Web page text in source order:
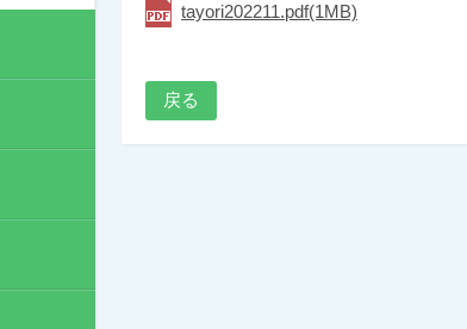
tayori202211.pdf(1MB)
戻る